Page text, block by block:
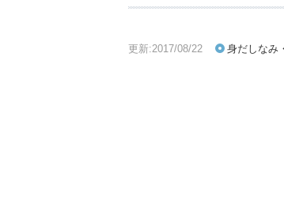
更新:2017/08/22 身だしなみ